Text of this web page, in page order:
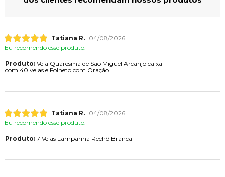
Tatiana R.
04/08/2026
Eu recomendo esse produto.
Produto:Vela Quaresma de São Miguel Arcanjo caixa
com 40 velas e Folheto com Oração
Tatiana R.
04/08/2026
Eu recomendo esse produto.
Produto:7 Velas Lamparina Rechô Branca